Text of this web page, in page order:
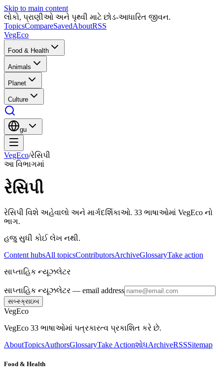
Skip to main content
લોકો, પ્રાણીઓ અને પૃથ્વી માટે છોડ-આધારિત જીવન.
TopicsCompareSavedAboutRSS
VegEco
Food & Health
Animals
Planet
Culture
gu
VegEco/રેસિપી
આ વિભાગમાં
રેસિપી
રેસિપી વિશે અહેવાલો અને માર્ગદર્શિકાઓ. 33 ભાષાઓમાં VegEco નો
ભાગ.
હજુ સુધી કોઈ લેખ નથી.
Content hubsAll topicsContributorsArchiveGlossaryTake action
સાપ્તાહિક ન્યૂઝલેટર
સાપ્તાહિક ન્યૂઝલેટર — email address
સબ્સ્ક્રાઇબ
VegEco
VegEco 33 ભાષાઓમાં પત્રકારત્વ પ્રકાશિત કરે છે.
AboutTopicsAuthorsGlossaryTake ActionશોધArchiveRSSSitemap
Food & Health